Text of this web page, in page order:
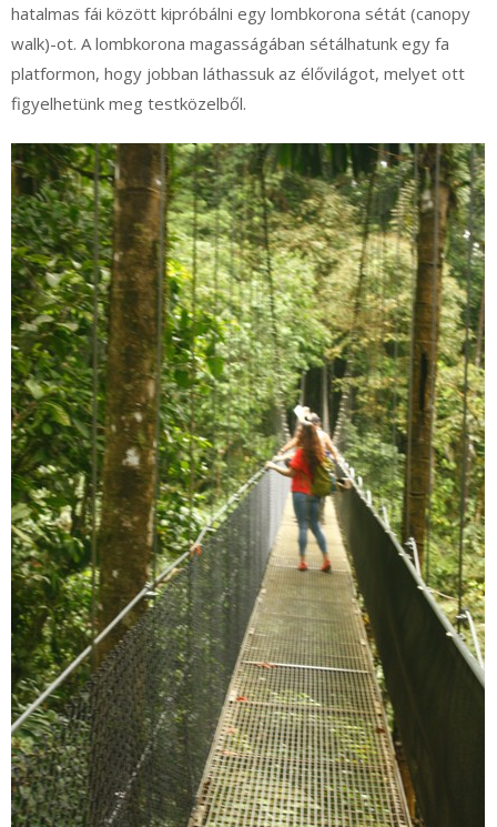
hatalmas fái között kipróbálni egy lombkorona sétát (canopy
walk)-ot. A lombkorona magasságában sétálhatunk egy fa
platformon, hogy jobban láthassuk az élővilágot, melyet ott
figyelhetünk meg testközelből.